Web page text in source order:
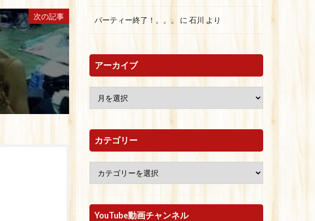
次の記事 パーティー終了！。。。 に 石川 より
アーカイブ
カテゴリー
YouTube動画チャンネル